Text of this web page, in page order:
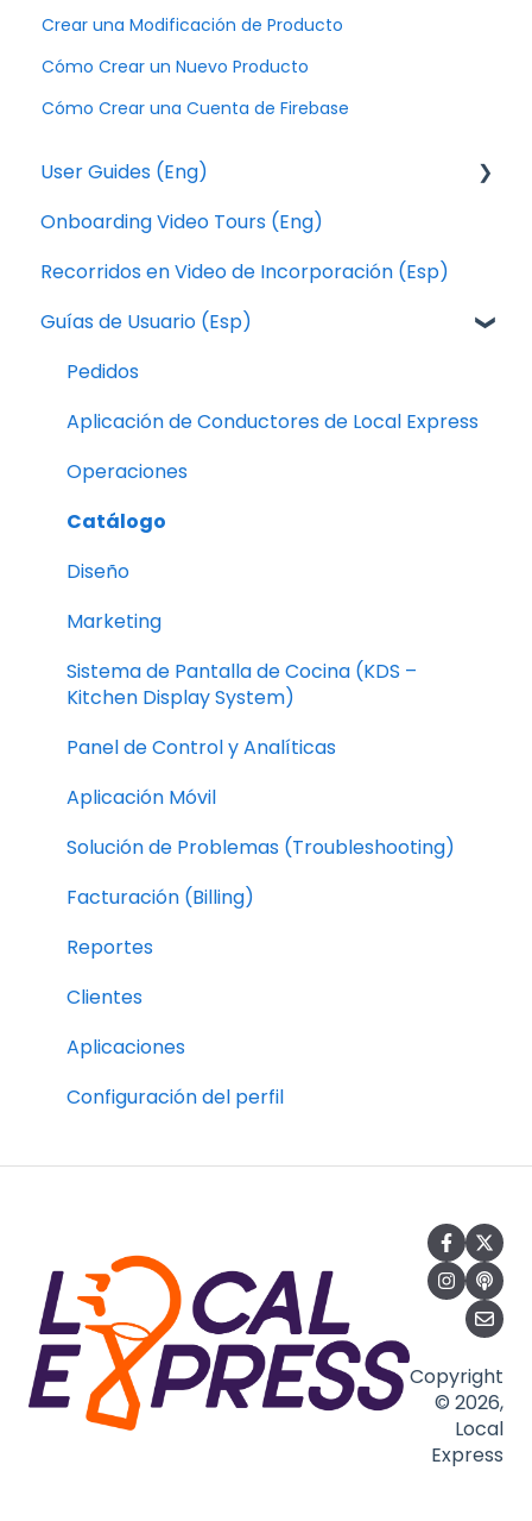
Crear una Modificación de Producto
Cómo Crear un Nuevo Producto
Cómo Crear una Cuenta de Firebase
User Guides (Eng)
Orders
Local Express Drivers App
Operation
Catalog
Design
Marketing
Kitchen Display System (KDS)
Dashboard and Analytics
Mobile Application
Troubleshooting
Onboarding Video Tours (Eng)
Recorridos en Video de Incorporación (Esp)
Guías de Usuario (Esp)
Pedidos
Aplicación de Conductores de Local Express
Operaciones
Catálogo
Diseño
Marketing
Sistema de Pantalla de Cocina (KDS –
Kitchen Display System)
Panel de Control y Analíticas
Aplicación Móvil
Solución de Problemas (Troubleshooting)
Facturación (Billing)
Reportes
Clientes
Aplicaciones
Configuración del perfil
Copyright
© 2026,
Local
Express